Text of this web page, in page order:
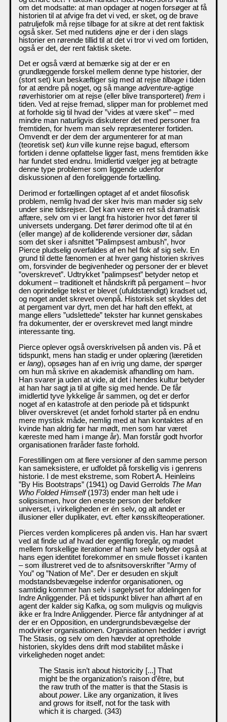
om det modsatte: at man opdager at nogen forsøger at få
historien til at afvige fra det vi ved, er sket, og de brave
patruljefolk må rejse tilbage for at sikre at det rent faktisk
også sker. Set med nutidens øjne er der i den slags
historier en rørende tillid til at det vi tror vi ved om fortiden,
også er det, der rent faktisk skete.
Det er også værd at bemærke sig at der er en
grundlæggende forskel mellem denne type historier, der
(stort set) kun beskæftiger sig med at rejse tilbagei tiden
for at ændre på noget, og så mange adventure-agtige
røverhistorier om at rejse (eller blive transporteret) frem i
tiden. Ved at rejse fremad, slipper man for problemet med
at forholde sig til hvad der ”vides at være sket” – med
mindre man naturligvis diskuterer det med personer fra
fremtiden, for hvem man selv repræsenterer fortiden.
Omvendt er der dem der argumenterer for at man
(teoretisk set) kunville kunne rejse bagud, eftersom
fortiden i denne opfattelse ligger fast, mens fremtiden ikke
har fundet sted endnu. Imidlertid vælger jeg at betragte
denne type problemer som liggende udenfor
diskussionen af den foreliggende fortælling.
Derimod er fortællingen optaget af et andet filosofisk
problem, nemlig hvad der sker hvis man møder sig selv
under sine tidsrejser. Det kan være en ret så dramatisk
affære, selv om vi er langt fra historier hvor det fører til
universets undergang. Det fører derimod ofte til at én
(eller mange) af de kolliderende versioner dør, sådan
som det sker i afsnittet ”Palimpsest ambush”, hvor
Pierce pludselig overfaldes af en hel flok af sig selv. En
grund til dette fænomen er at hver gang historien skrives
om, forsvinder de begivenheder og personer der er blevet
”overskrevet”. Udtrykket ”palimpsest” betyder netop et
dokument – traditionelt et håndskrift på pergament – hvor
den oprindelige tekst er blevet (ufuldstændigt) kradset ud,
og noget andet skrevet ovenpå. Historisk set skyldes det
at pergament var dyrt, men det har haft den effekt, at
mange ellers ”udslettede” tekster har kunnet genskabes
fra dokumenter, der er overskrevet med langt mindre
interessante ting.
Pierce oplever også overskrivelsen på anden vis. På et
tidspunkt, mens han stadig er under oplæring (læretiden
er lang), opsøges han af en ivrig ung dame, der spørger
om hun må skrive en akademisk afhandling om ham.
Han svarer ja uden at vide, at det i hendes kultur betyder
at han har sagt ja til at gifte sig med hende. De får
imidlertid tyve lykkelige år sammen, og det er derfor
noget af en katastrofe at den periode på et tidspunkt
bliver overskrevet (et andet forhold starter på en endnu
mere mystisk måde, nemlig med at han kontaktes af en
kvinde han aldrig før har mødt, men som har været
kæreste med ham i mange år). Man forstår godt hvorfor
organisationen fraråder faste forhold.
Forestillingen om at flere versioner af den samme person
kan sameksistere, er udfoldet på forskellig vis i genrens
historie. I de mest ekstreme, som Robert A. Heinleins
”By His Bootstraps” (1941) og David Gerrolds The Man
Who Folded Himself(1973) ender man helt ude i
solipsismen, hvor den eneste person der befolker
universet, i virkeligheden er én selv, og alt andet er
illusioner eller duplikater, evt. efter kønsskifteoperationer.
Pierces verden kompliceres på anden vis. Han har svært
ved at finde ud af hvad der egentlig foregår, og mødet
mellem forskellige iterationer af ham selv betyder også at
hans egen identitet forekommer en smule flosset i kanten
– som illustreret ved de to afsnitsoverskrifter ”Army of
You” og ”Nation of Me”. Der er desuden en skjult
modstandsbevægelse indenfor organisationen, og
samtidig kommer han selv i søgelyset for afdelingen for
Indre Anliggender. På et tidspunkt bliver han afhørt af en
agent der kalder sig Kafka, og som muligvis og muligvis
ikke er fra Indre Anliggender. Pierce får antydninger af at
der er en Opposition, en undergrundsbevægelse der
modvirker organisationen. Organisationen hedder i øvrigt
The Stasis, og selv om den hævder at opretholde
historien, skyldes dens drift mod stabilitet måske i
virkeligheden noget andet:
The Stasis isn’t about historicity [...] That
might be the organization’s raison d’être, but
the raw truth of the matter is that the Stasis is
about power. Like any organization, it lives
and grows for itself, not for the task with
which it is charged. (343)